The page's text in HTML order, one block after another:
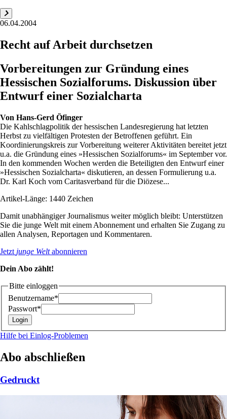
06.04.2004
Recht auf Arbeit durchsetzen
Vorbereitungen zur Gründung eines
Hessischen Sozialforums. Diskussion über
Entwurf einer Sozialcharta
Von Hans-Gerd Öfinger
Die Kahlschlagpolitik der hessischen Landesregierung hat letzten
Herbst zu vielfältigen Protesten der Betroffenen geführt. Ein
Koordinierungskreis zur Vorbereitung weiterer Aktivitäten bereitet jetzt
u.a. die Gründung eines »Hessischen Sozialforums« im September vor.
In den kommenden Wochen werden die Beteiligten den Entwurf einer
»Hessischen Sozialcharta« diskutieren, an dessen Formulierung u.a.
Dr. Karl Koch vom Caritasverband für die Diözese...
Artikel-Länge: 1440 Zeichen
Damit unabhängiger Journalismus weiter möglich bleibt: Unterstützen
Sie die junge Welt mit einem Abonnement und erhalten Sie Zugang zu
allen Analysen, Reportagen und Kommentaren.
Jetzt junge Weltabonnieren
Dein Abo zählt!
Bitte einloggen
Benutzername*
Passwort*
Hilfe bei Einlog-Problemen
Abo abschließen
Gedruckt